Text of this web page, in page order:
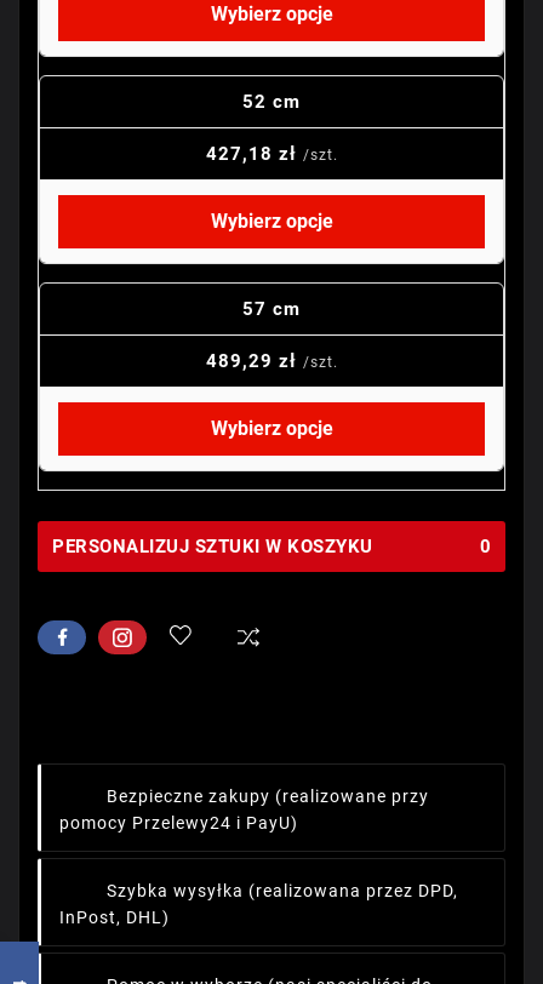
Wybierz opcje
52 cm
427,18 zł /szt.
Wybierz opcje
57 cm
489,29 zł /szt.
Wybierz opcje
PERSONALIZUJ SZTUKI W KOSZYKU 0
Bezpieczne zakupy (realizowane przy
pomocy Przelewy24 i PayU)
Szybka wysyłka (realizowana przez DPD,
InPost, DHL)